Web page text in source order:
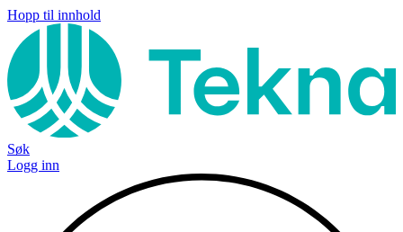
Hopp til innhold
Søk
Logg inn